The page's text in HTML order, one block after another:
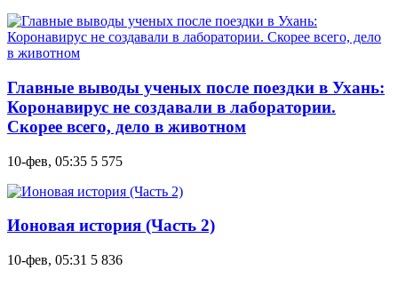
Главные выводы ученых после поездки в Ухань:
Коронавирус не создавали в лаборатории.
Скорее всего, дело в животном
10-фев, 05:35 5 575
Ионовая история (Часть 2)
10-фев, 05:31 5 836